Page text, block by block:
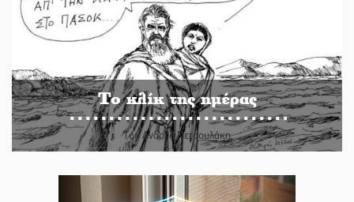
Το κλίκ της ημέρας
Του Ανδρέα Πετρουλάκη